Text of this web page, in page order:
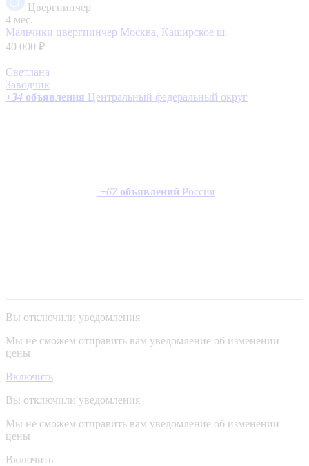
Цвергпинчер
4 мес.
Мальчики цвергпинчер Москва, Каширское ш.
40 000 ₽
Светлана
Заводчик
+34 объявления Центральный федеральный округ
+67 объявлений Россия
Вы отключили уведомления
Мы не сможем отправить вам уведомление об изменении
цены
Включить
Вы отключили уведомления
Мы не сможем отправить вам уведомление об изменении
цены
Включить